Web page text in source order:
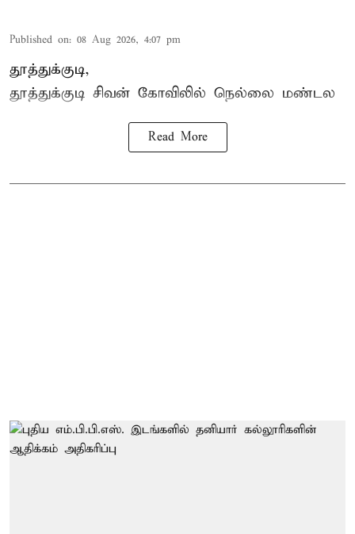
Published on: 08 Aug 2026, 4:07 pm
தூத்துக்குடி,
தூத்துக்குடி சிவன் கோவிலில் நெல்லை மண்டல
Read More